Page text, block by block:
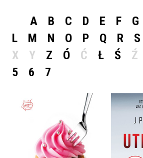
A B C D E F G
L
M N O P Q R S
X
Y Z Ó Ć Ł Ś Ź
5
6 7